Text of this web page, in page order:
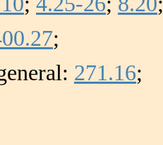
;
271.16;